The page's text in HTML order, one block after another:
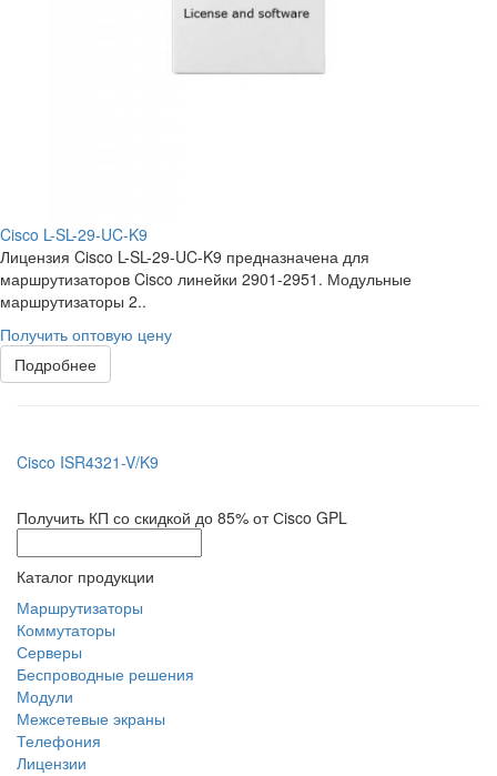
Cisco L-SL-29-UC-K9
Лицензия Cisco L-SL-29-UC-K9 предназначена для
маршрутизаторов Cisco линейки 2901-2951. Модульные
маршрутизаторы 2..
Получить оптовую цену
Подробнее
Cisco ISR4321-V/K9
Получить КП со скидкой до 85% от Сisco GPL
Каталог продукции
Маршрутизаторы
Коммутаторы
Серверы
Беспроводные решения
Модули
Межсетевые экраны
Телефония
Лицензии